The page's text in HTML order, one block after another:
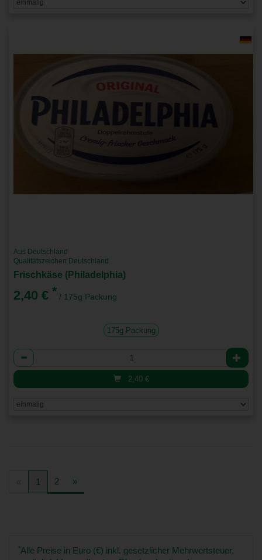
Aus Deutschland
Qualitätszeichen Deutschland
Frischkäse (Philadelphia)
2,40 € * / 175g Packung
175g Packung
Anzahl
2,40 €
1 2 »
*Alle Preise in Euro (€) inkl. gesetzlicher Mehrwertsteuer,